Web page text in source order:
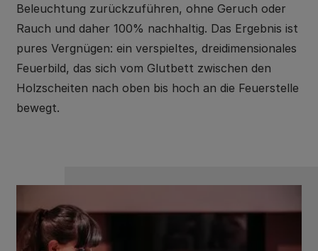
Beleuchtung zurückzuführen, ohne Geruch oder
Rauch und daher 100% nachhaltig. Das Ergebnis ist
pures Vergnügen: ein verspieltes, dreidimensionales
Feuerbild, das sich vom Glutbett zwischen den
Holzscheiten nach oben bis hoch an die Feuerstelle
bewegt.